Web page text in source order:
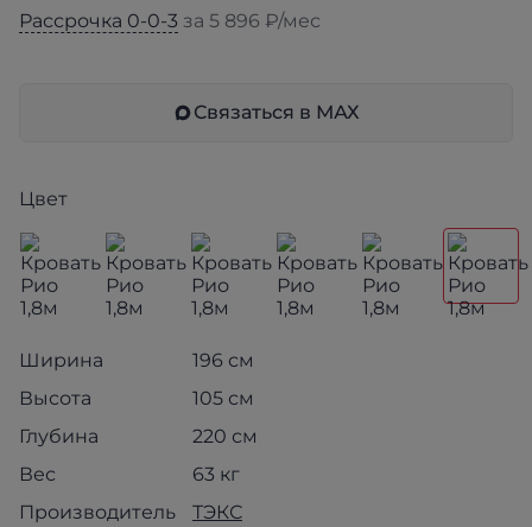
Рассрочка 0-0-3 за 5 896 ₽/мес
Связаться в МАХ
Цвет
Ширина
196 см
Высота
105 см
Глубина
220 см
Вес
63 кг
Производитель
ТЭКС